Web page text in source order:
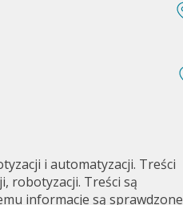
i automatyzacji. Treści
robotyzacji. Treści są
informacje są sprawdzone